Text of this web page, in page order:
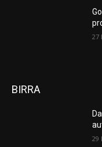
27
BIRRA
29